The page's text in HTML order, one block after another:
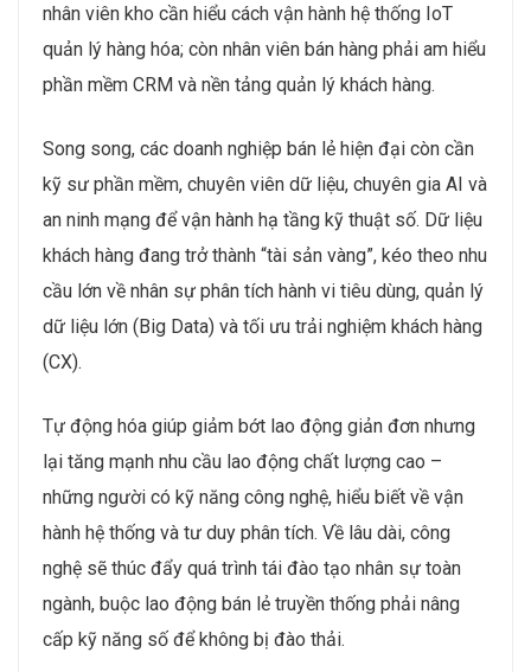
nhân viên kho cần hiểu cách vận hành hệ thống IoT
quản lý hàng hóa; còn nhân viên bán hàng phải am hiểu
phần mềm CRM và nền tảng quản lý khách hàng.
Song song, các doanh nghiệp bán lẻ hiện đại còn cần
kỹ sư phần mềm, chuyên viên dữ liệu, chuyên gia AI và
an ninh mạng để vận hành hạ tầng kỹ thuật số. Dữ liệu
khách hàng đang trở thành “tài sản vàng”, kéo theo nhu
cầu lớn về nhân sự phân tích hành vi tiêu dùng, quản lý
dữ liệu lớn (Big Data) và tối ưu trải nghiệm khách hàng
(CX).
Tự động hóa giúp giảm bớt lao động giản đơn nhưng
lại tăng mạnh nhu cầu lao động chất lượng cao –
những người có kỹ năng công nghệ, hiểu biết về vận
hành hệ thống và tư duy phân tích. Về lâu dài, công
nghệ sẽ thúc đẩy quá trình tái đào tạo nhân sự toàn
ngành, buộc lao động bán lẻ truyền thống phải nâng
cấp kỹ năng số để không bị đào thải.